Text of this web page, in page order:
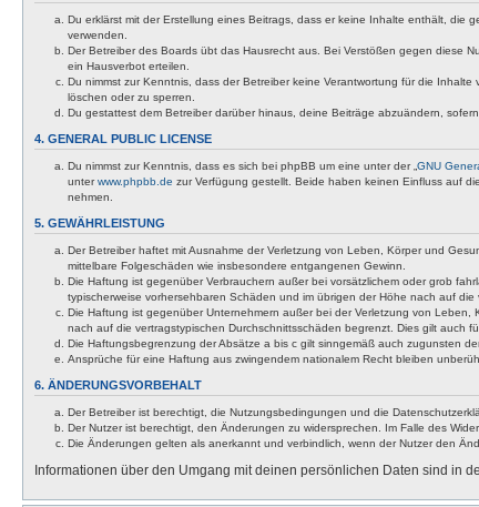
Du erklärst mit der Erstellung eines Beitrags, dass er keine Inhalte enthält, die
verwenden.
Der Betreiber des Boards übt das Hausrecht aus. Bei Verstößen gegen diese
ein Hausverbot erteilen.
Du nimmst zur Kenntnis, dass der Betreiber keine Verantwortung für die
löschen oder zu sperren.
Du gestattest dem Betreiber darüber hinaus, deine Beiträge abzuändern,
4. GENERAL PUBLIC LICENSE
Du nimmst zur Kenntnis, dass es sich bei phpBB um eine unter der „ GNU
unterwww.phpbb.de zur Verfügung gestellt. Beide haben keinen Einfluss auf
nehmen.
5. GEWÄHRLEISTUNG
Der Betreiber haftet mit Ausnahme der Verletzung von Leben, Körper und
mittelbare Folgeschäden wie insbesondere entgangenen Gewinn.
Die Haftung ist gegenüber Verbrauchern außer bei vorsätzlichem oder grob
typischerweise vorhersehbaren Schäden und im übrigen der Höhe nach auf
Die Haftung ist gegenüber Unternehmern außer bei der Verletzung von
nach auf die vertragstypischen Durchschnittsschäden begrenzt. Dies gilt auch
Die Haftungsbegrenzung der Absätze a bis c gilt sinngemäß auch zugunsten
Ansprüche für eine Haftung aus zwingendem nationalem Recht bleiben
6. ÄNDERUNGSVORBEHALT
Der Betreiber ist berechtigt, die Nutzungsbedingungen und die
Der Nutzer ist berechtigt, den Änderungen zu widersprechen. Im Falle des
Die Änderungen gelten als anerkannt und verbindlich, wenn der Nutzer den
Informationen über den Umgang mit deinen persönlichen Daten sind in